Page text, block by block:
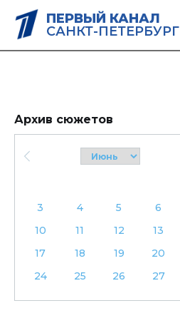
ПЕРВЫЙ КАНАЛ
САНКТ-ПЕТЕРБУРГ
Архив сюжетов
3
4 5 6
10
11 12 13
17
18 19 20
24
25 26 27